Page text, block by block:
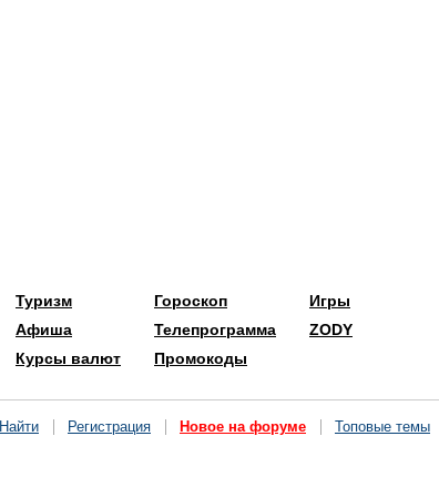
Туризм
Афиша
Курсы валют
Гороскоп
Телепрограмма
Промокоды
Игры
ZODY
Найти Регистрация Новое на форуме Топовые темы